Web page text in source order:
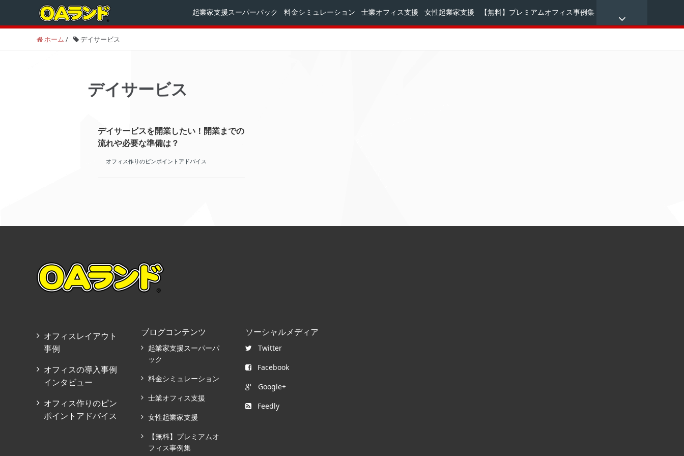
起業家支援スーパーパック 料金シミュレーション 士業オフィス支援 女性起業家支援 【無料】プレミアムオフィス事例集
ホーム / デイサービス
デイサービス
デイサービスを開業したい！開業までの
流れや必要な準備は？
オフィス作りのピンポイントアドバイス
オフィスレイアウト
事例
オフィスの導入事例
インタビュー
オフィス作りのピン
ポイントアドバイス
ブログコンテンツ
起業家支援スーパーパ
ック
料金シミュレーション
士業オフィス支援
女性起業家支援
【無料】プレミアムオ
フィス事例集
ソーシャルメディア
Twitter
Facebook
Google+
Feedly